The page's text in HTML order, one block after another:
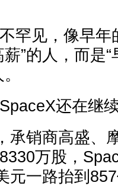
罕见，像早
薪”的人，而是
还在继
承销商高盛、
万股，
元一路抬到857